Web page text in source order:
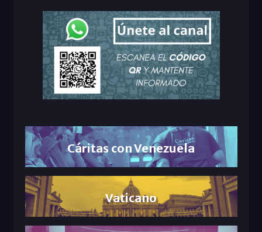
Cáritas con Venezuela
Vaticano